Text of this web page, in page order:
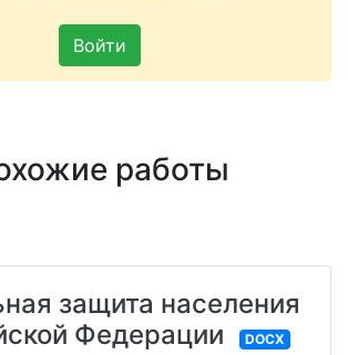
Войти
работы
защита населения
Федерации
DOCX